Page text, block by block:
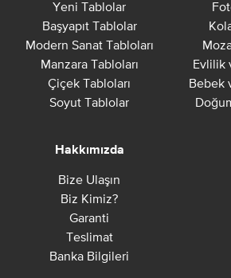
Yeni Tablolar
Başyapıt Tablolar
Modern Sanat Tabloları
Manzara Tabloları
Çiçek Tabloları
Soyut Tablolar
Evlilik
Bebek
Hakkımızda
Bize Ulaşın
Biz Kimiz?
Garanti
Teslimat
Banka Bilgileri